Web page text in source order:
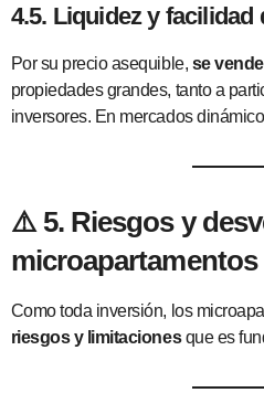
4.5. Liquidez y facilidad
Por su precio asequible, se
propiedades grandes, tanto a
inversores. En mercados
⚠️ 5. Riesgos y
microapartamentos
Como toda inversión, los
riesgos y limitacionesque es